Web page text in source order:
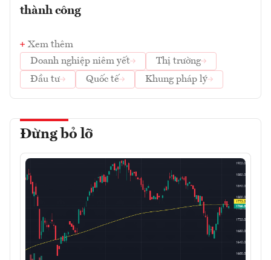
thành công
Xem thêm
Doanh nghiệp niêm yết
Thị trường
Đầu tư
Quốc tế Khung pháp lý
Đừng bỏ lỡ